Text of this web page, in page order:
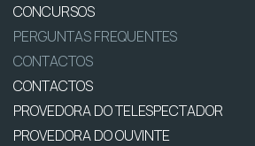
CONCURSOS
PERGUNTAS FREQUENTES
CONTACTOS
CONTACTOS
PROVEDORA DO TELESPECTADOR
PROVEDORA DO OUVINTE